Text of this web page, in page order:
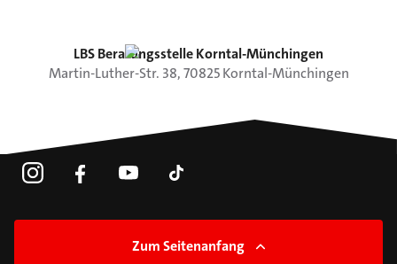
LBS Beratungsstelle Korntal-Münchingen
Martin-Luther-Str. 38,70825 Korntal-Münchingen
Zum Seitenanfang